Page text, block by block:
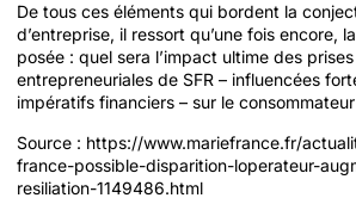
De tous ces éléments qui bordent la
d’entreprise, il ressort qu’une fois encore,
posée : quel sera l’impact ultime des
entrepreneuriales de SFR – influencées
impératifs financiers – sur le
Source : https://www.mariefrance.fr/
france-possible-disparition-loperateur-
resiliation-1149486.html